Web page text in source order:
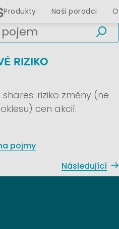
Produkty Naši poradci
RIZIKO
riziko změny (ne
cen akcií.
pojmy
Následující